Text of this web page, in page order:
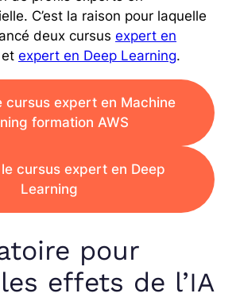
C’est la raison pour laquelle
deux cursus expert en
et expert en Deep Learning.
cursus expert en Machine
formation AWS
cursus expert en Deep
Learning
pour
effets de l’IA